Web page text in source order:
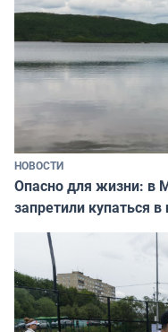
НОВОСТИ
Опасно для жизни: в
запретили купаться